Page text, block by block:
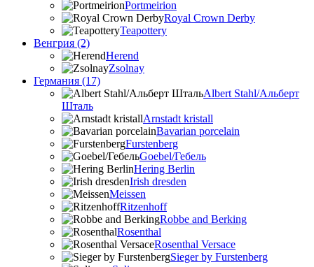
Portmeirion
Royal Crown Derby
Teapottery
Венгрия (2)
Herend
Zsolnay
Германия (17)
Albert Stahl/Альбеpт
Шталь
Arnstadt kristall
Bavarian porcelain
Furstenberg
Goebel/Гебель
Hering Berlin
Irish dresden
Meissen
Ritzenhoff
Robbe and Berking
Rosenthal
Rosenthal Versace
Sieger by Furstenberg